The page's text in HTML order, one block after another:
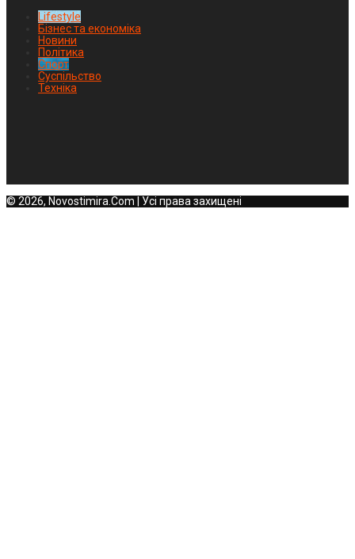
Lifestyle
Бізнес та економіка
Новини
Політика
Спорт
Суспільство
Техніка
© 2026, Novostimira.Com | Усі права захищені